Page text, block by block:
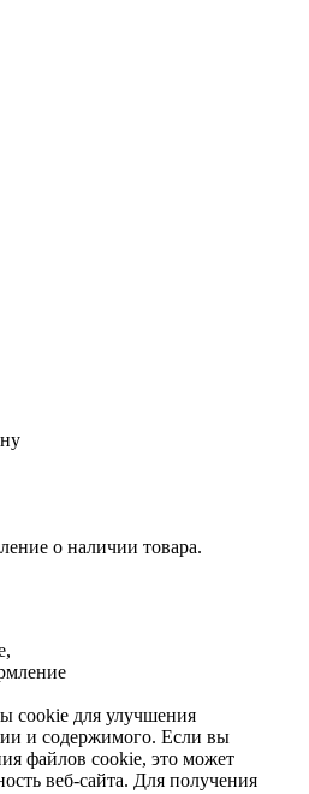
о наличии товара.
cookie для улучшения
и содержимого. Если вы
файлов cookie, это может
веб-сайта. Для получения